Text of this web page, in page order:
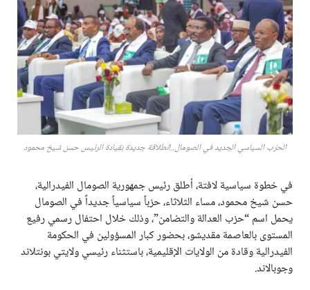
الحزب السياسي الجديد في الصومال..انطلاقة جديدة بقيادة الرئيس حسن شيخ محمود
في خطوة سياسية لافتة، أطلق رئيس جمهورية الصومال الفيدرالية،
حسن شيخ محمود، مساء الثلاثاء، حزباً سياسياً جديداً في الصومال
يحمل اسم “حزب العدالة والتضامن”، وذلك خلال احتفال رسمي رفيع
المستوى بالعاصمة مقديشو، بحضور كبار المسؤولين في الحكومة
الفيدرالية وقادة من الولايات الإقليمية، باستثناء رئيسي ولايتي بونتلاند
وجوبالاند.